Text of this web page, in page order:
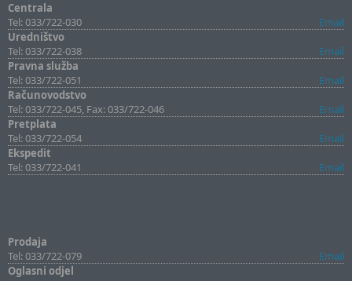
Centrala
Tel: 033/722-030
Email
Uredništvo
Tel: 033/722-038
Email
Pravna služba
Tel: 033/722-051
Email
Računovodstvo
Tel: 033/722-045, Fax: 033/722-046
Email
Pretplata
Tel: 033/722-054
Email
Ekspedit
Tel: 033/722-041
Email
Prodaja
Tel: 033/722-079
Email
Oglasni odjel